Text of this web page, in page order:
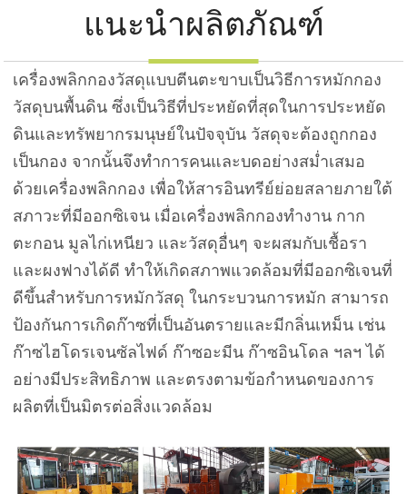
แนะนำผลิตภัณฑ์
เครื่องพลิกกองวัสดุแบบตีนตะขาบเป็นวิธีการหมักกอง
วัสดุบนพื้นดิน ซึ่งเป็นวิธีที่ประหยัดที่สุดในการประหยัด
ดินและทรัพยากรมนุษย์ในปัจจุบัน วัสดุจะต้องถูกกอง
เป็นกอง จากนั้นจึงทำการคนและบดอย่างสม่ำเสมอ
ด้วยเครื่องพลิกกอง เพื่อให้สารอินทรีย์ย่อยสลายภายใต้
สภาวะที่มีออกซิเจน เมื่อเครื่องพลิกกองทำงาน กาก
ตะกอน มูลไก่เหนียว และวัสดุอื่นๆ จะผสมกับเชื้อรา
และผงฟางได้ดี ทำให้เกิดสภาพแวดล้อมที่มีออกซิเจนที่
ดีขึ้นสำหรับการหมักวัสดุ ในกระบวนการหมัก สามารถ
ป้องกันการเกิดก๊าซที่เป็นอันตรายและมีกลิ่นเหม็น เช่น
ก๊าซไฮโดรเจนซัลไฟด์ ก๊าซอะมีน ก๊าซอินโดล ฯลฯ ได้
อย่างมีประสิทธิภาพ และตรงตามข้อกำหนดของการ
ผลิตที่เป็นมิตรต่อสิ่งแวดล้อม